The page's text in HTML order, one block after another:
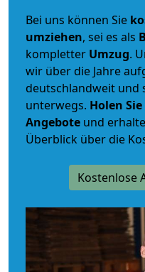
Bei uns können Sie
umziehen, sei es als
kompletter Umzug.
wir über die Jahre
deutschlandweit und
unterwegs. Holen
Angebote und
Überblick über die
Kostenlose